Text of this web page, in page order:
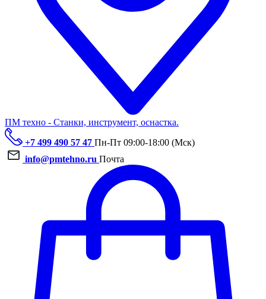
ПМ техно - Станки, инструмент, оснастка.
+7 499 490 57 47 Пн-Пт 09:00-18:00 (Мск)
info@pmtehno.ru Почта